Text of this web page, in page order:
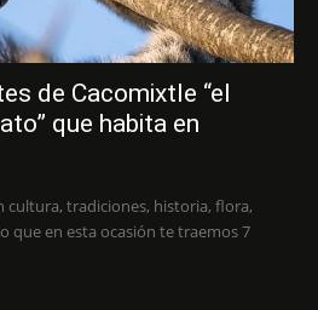
de Cacomixtle “el
que habita en
cultura, tradiciones, historia, flora,
que en esta ocasión te traemos 7